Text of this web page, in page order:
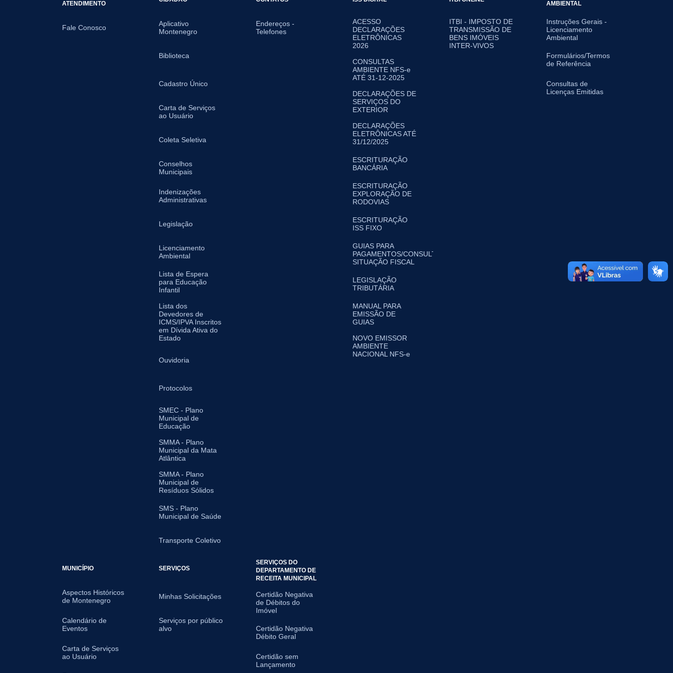
ATENDIMENTO
Fale Conosco
Aplicativo
Montenegro
Biblioteca
Cadastro Único
Carta de Serviços
ao Usuário
Coleta Seletiva
Conselhos
Municipais
Indenizações
Administrativas
Legislação
Licenciamento
Ambiental
Lista de Espera
para Educação
Infantil
Lista dos
Devedores de
ICMS/IPVA Inscritos
em Dívida Ativa do
Estado
Ouvidoria
Protocolos
SMEC - Plano
Municipal de
Educação
SMMA - Plano
Municipal da Mata
Atlântica
SMMA - Plano
Municipal de
Resíduos Sólidos
SMS - Plano
Municipal de Saúde
Transporte Coletivo
Endereços -
Telefones
ACESSO
DECLARAÇÕES
ELETRÔNICAS
2026
CONSULTAS
AMBIENTE NFS-e
ATÉ 31-12-2025
DECLARAÇÕES DE
SERVIÇOS DO
EXTERIOR
DECLARAÇÕES
ELETRÔNICAS ATÉ
31/12/2025
ESCRITURAÇÃO
BANCÁRIA
ESCRITURAÇÃO
EXPLORAÇÃO DE
RODOVIAS
ESCRITURAÇÃO
ISS FIXO
GUIAS PARA
PAGAMENTOS/CONSULTA
SITUAÇÃO FISCAL
LEGISLAÇÃO
TRIBUTÁRIA
MANUAL PARA
EMISSÃO DE
GUIAS
NOVO EMISSOR
AMBIENTE
NACIONAL NFS-e
ITBI - IMPOSTO DE
TRANSMISSÃO DE
BENS IMÓVEIS
INTER-VIVOS
AMBIENTAL
Instruções Gerais -
Licenciamento
Ambiental
Formulários/Termos
de Referência
Consultas de
Licenças Emitidas
MUNICÍPIO
Aspectos Históricos
de Montenegro
Calendário de
Eventos
Carta de Serviços
ao Usuário
SERVIÇOS
Minhas Solicitações
Serviços por público
alvo
SERVIÇOS DO
DEPARTAMENTO DE
RECEITA MUNICIPAL
Certidão Negativa
de Débitos do
Imóvel
Certidão Negativa
Débito Geral
Certidão sem
Lançamento